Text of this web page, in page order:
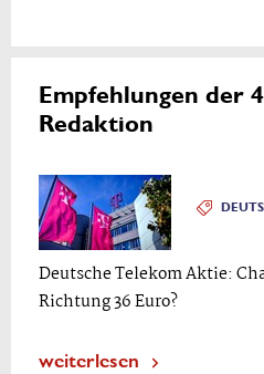
Empfehlungen der
Redaktion
Deutsche Telekom Aktie:
Richtung 36 Euro?
weiterlesen